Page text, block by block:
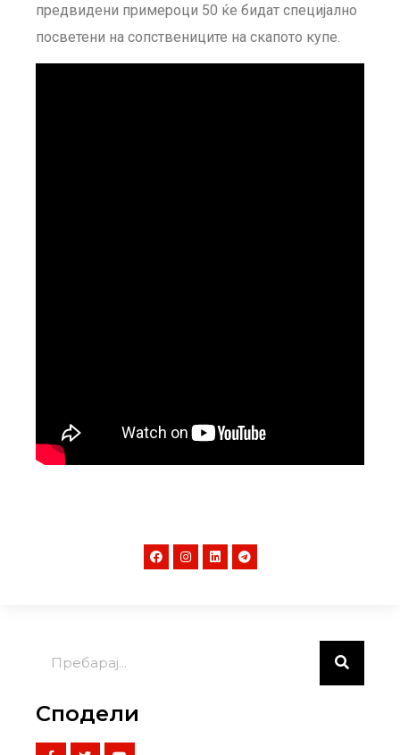
предвидени примероци 50 ќе бидат специјално
посветени на сопствениците на скапото купе.
Сподели